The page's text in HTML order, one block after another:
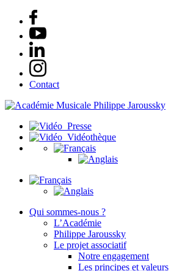
Contact
Presse
Vidéothèque
Qui sommes-nous ?
L’Académie
Philippe Jaroussky
Le projet associatif
Notre engagement
Les principes et valeurs